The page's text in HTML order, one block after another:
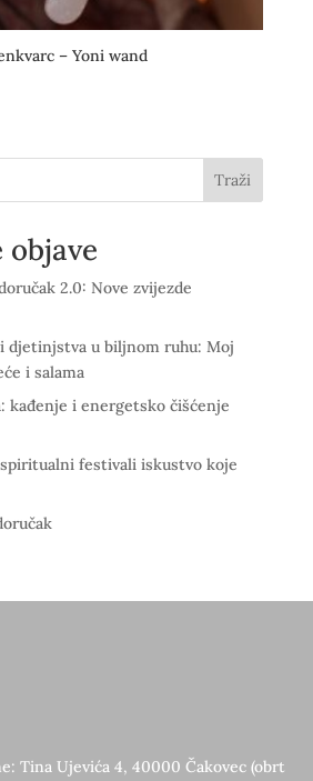
– Yoni wand
Traži
objave
2.0: Nove zvijezde
djetinjstva u biljnom ruhu: Moj
i salama
kađenje i energetsko čišćenje
festivali iskustvo koje
Tina Ujevića 4, 40000 Čakovec (obrt